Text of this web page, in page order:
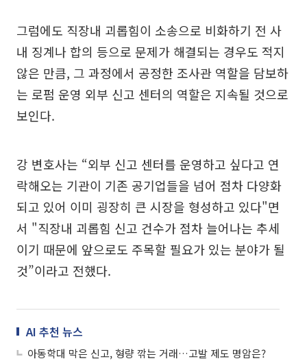
그럼에도 직장내 괴롭힘이 소송으로 비화하기 전 사
내 징계나 합의 등으로 문제가 해결되는 경우도 적지
않은 만큼, 그 과정에서 공정한 조사관 역할을 담보하
는 로펌 운영 외부 신고 센터의 역할은 지속될 것으로
보인다.
강 변호사는 “외부 신고 센터를 운영하고 싶다고 연
락해오는 기관이 기존 공기업들을 넘어 점차 다양화
되고 있어 이미 굉장히 큰 시장을 형성하고 있다"면
서 "직장내 괴롭힘 신고 건수가 점차 늘어나는 추세
이기 때문에 앞으로도 주목할 필요가 있는 분야가 될
것”이라고 전했다.
AI 추천 뉴스
아동학대 막은 신고, 형량 깎는 거래…고발 제도 명암은?